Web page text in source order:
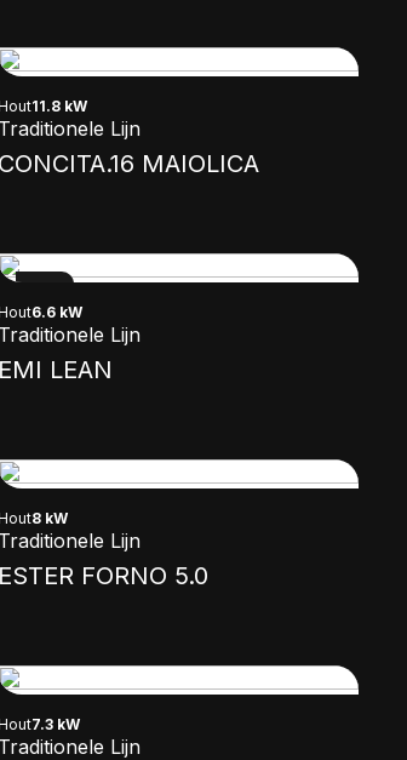
11.8 kW
Traditionele Lijn
CONCITA.16 MAIOLICA
6.6 kW
Traditionele Lijn
EMI LEAN
8 kW
Traditionele Lijn
ESTER FORNO 5.0
7.3 kW
Traditionele Lijn